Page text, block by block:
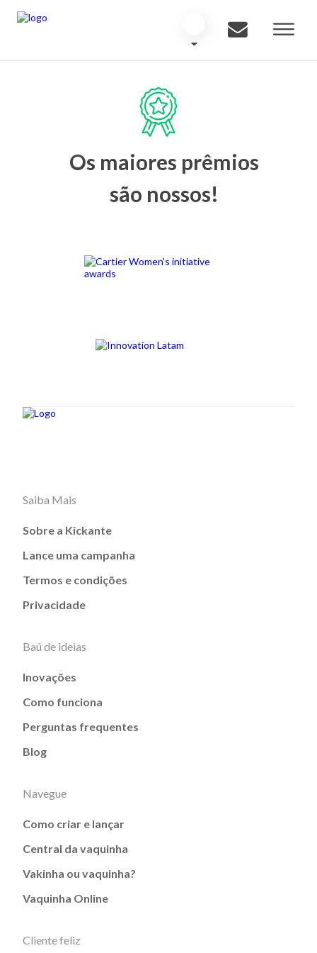
Os maiores prêmios
são nossos!
Saiba Mais
Sobre a Kickante
Lance uma campanha
Termos e condições
Privacidade
Baú de ideias
Inovações
Como funciona
Perguntas frequentes
Blog
Navegue
Como criar e lançar
Central da vaquinha
Vakinha ou vaquinha?
Vaquinha Online
Cliente feliz